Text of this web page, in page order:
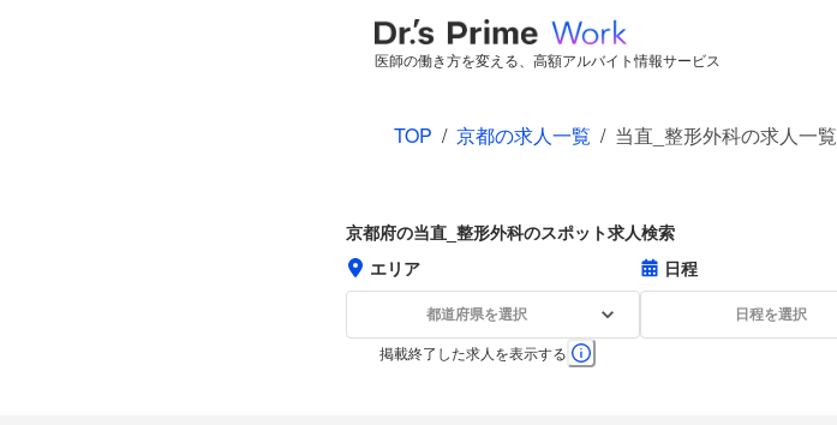
医師の働き方を変える、高額アルバイト情報サービス
TOP / 京都の求人一覧 / 当直_整形外科の求人一覧
京都府の当直_整形外科のスポット求人検索
エリア
都道府県を選択
日程
日程を選択
掲載終了した求人を表示する